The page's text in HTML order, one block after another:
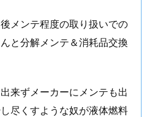
メンテ程度の取り扱いでの
と分解メンテ＆消耗品交換
来ずメーカーにメンテも出
尽くすような奴が液体燃料